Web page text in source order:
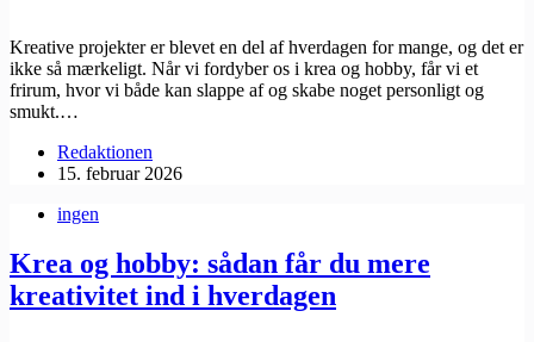
Kreative projekter er blevet en del af hverdagen for mange, og det er
ikke så mærkeligt. Når vi fordyber os i krea og hobby, får vi et
frirum, hvor vi både kan slappe af og skabe noget personligt og
smukt.…
Redaktionen
15. februar 2026
ingen
Krea og hobby: sådan får du mere
kreativitet ind i hverdagen